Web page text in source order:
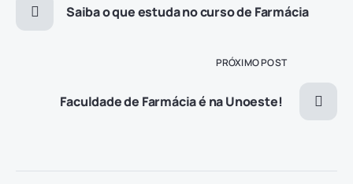
Saiba o que estuda no curso de Farmácia
PRÓXIMO POST
Faculdade de Farmácia é na Unoeste!